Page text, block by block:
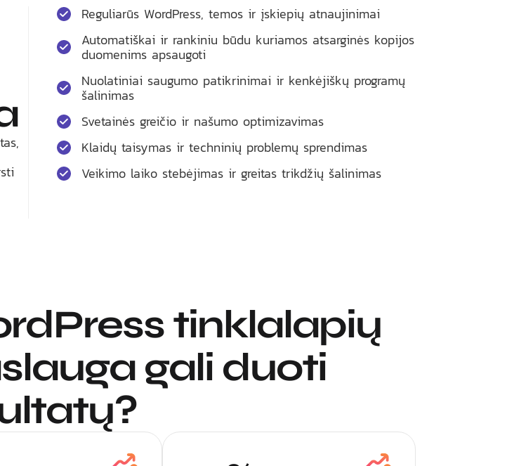
Reguliarūs WordPress, temos ir įskiepių atnaujinimai
Automatiškai ir rankiniu būdu kuriamos atsarginės kopijos
duomenims apsaugoti
Nuolatiniai saugumo patikrinimai ir kenkėjiškų programų
šalinimas
Svetainės greičio ir našumo optimizavimas
Klaidų taisymas ir techninių problemų sprendimas
Veikimo laiko stebėjimas ir greitas trikdžių šalinimas
tinklalapių
gali duoti